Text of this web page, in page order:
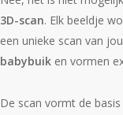
3D-scan. Elk beeldje
een unieke scan van
babybuik en vormen
De scan vormt de